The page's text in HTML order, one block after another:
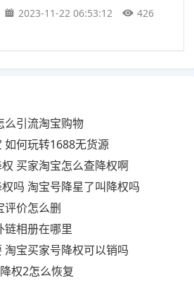
2023-11-22 06:53:12 426
么引流淘宝购物
如何玩转1688无货源
买家淘宝怎么查降权啊
吗 淘宝号降星了叫降权吗
评价怎么删
链相册在哪里
淘宝买家号降权可以销吗
权2怎么恢复